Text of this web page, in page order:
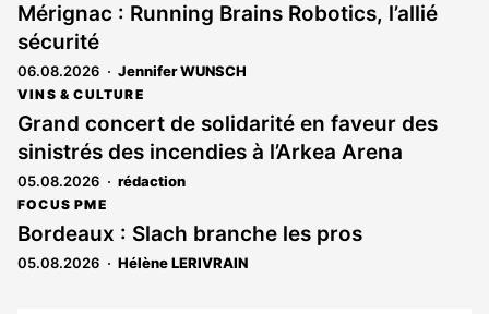
Mérignac : Running Brains Robotics, l’allié
sécurité
06.08.2026 Jennifer WUNSCH
VINS & CULTURE
Grand concert de solidarité en faveur des
sinistrés des incendies à l’Arkea Arena
05.08.2026 rédaction
FOCUS PME
Bordeaux : Slach branche les pros
05.08.2026 Hélène LERIVRAIN